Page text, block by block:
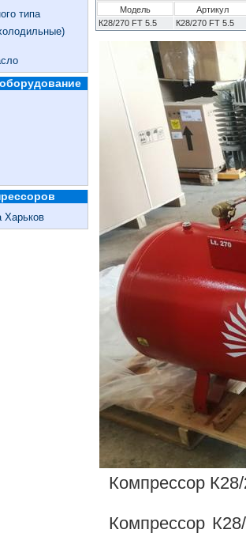
типа
Харьков
Модель
Артикул
К28/270 FT 5.5
К28/270 FT 5.5
Компрессор
Компрессор